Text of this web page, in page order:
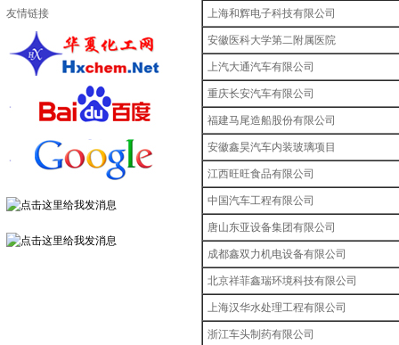
友情链接 上海和辉电子科技有限公司
安徽医科大学第二附属医院
上汽大通汽车有限公司
重庆长安汽车有限公司
福建马尾造船股份有限公司
安徽鑫昊汽车内装玻璃项目
江西旺旺食品有限公司
中国汽车工程有限公司
唐山东亚设备集团有限公司
成都鑫双力机电设备有限公司
北京祥菲鑫瑞环境科技有限公司
上海汉华水处理工程有限公司
浙江车头制药有限公司